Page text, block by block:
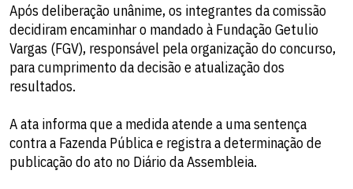
Após deliberação unânime, os integrantes da comissão
decidiram encaminhar o mandado à Fundação Getulio
Vargas (FGV), responsável pela organização do concurso,
para cumprimento da decisão e atualização dos
resultados.
A ata informa que a medida atende a uma sentença
contra a Fazenda Pública e registra a determinação de
publicação do ato no Diário da Assembleia.